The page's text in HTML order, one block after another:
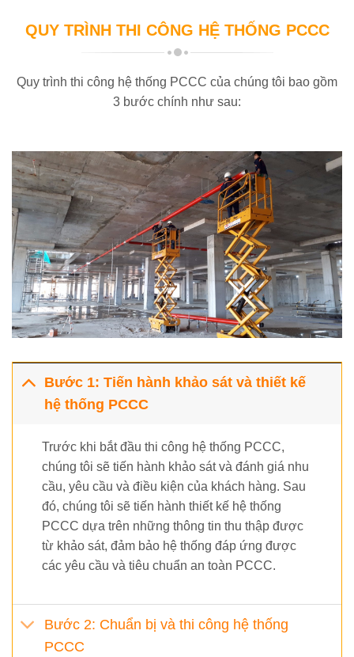
QUY TRÌNH THI CÔNG HỆ THỐNG PCCC
Quy trình thi công hệ thống PCCC của chúng tôi bao gồm
3 bước chính như sau:
Bước 1: Tiến hành khảo sát và thiết kế
hệ thống PCCC
Trước khi bắt đầu thi công hệ thống PCCC,
chúng tôi sẽ tiến hành khảo sát và đánh giá nhu
cầu, yêu cầu và điều kiện của khách hàng. Sau
đó, chúng tôi sẽ tiến hành thiết kế hệ thống
PCCC dựa trên những thông tin thu thập được
từ khảo sát, đảm bảo hệ thống đáp ứng được
các yêu cầu và tiêu chuẩn an toàn PCCC.
Bước 2: Chuẩn bị và thi công hệ thống
PCCC